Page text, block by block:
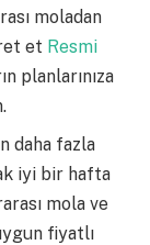
moladan
et Resmi
planlarınıza
daha fazla
iyi bir hafta
mola ve
fiyatlı